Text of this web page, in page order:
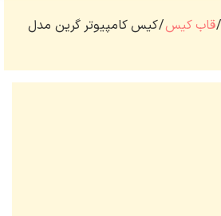
/قاب کیس/ کیس کامپیوتر گرین مدل